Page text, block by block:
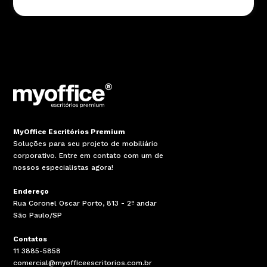
poros e micro riscos ou marcas oriundas do
polimento da borda devido ao processo de
fabricação;
efetuada por terceiros sem prévia autorização
cliente, aprovadas no projeto executivo;
Remoção ou alteração da etiqueta de
identificação do produto, quando houver.
Despesas por danos materiais ou pessoais do
cliente ou de terceiros causados pelo uso
indevido do produto.
MyOffice Escritórios Premium
Soluções para seu projeto de mobiliário
corporativo. Entre em contato com um de
nossos especialistas agora!
Endereço
Rua Coronel Oscar Porto, 813 - 2º andar
São Paulo/SP
Contatos
11 3885-5858
comercial@myofficeescritorios.com.br